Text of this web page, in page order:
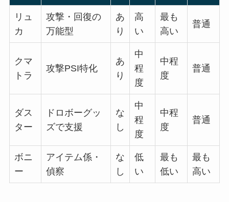
リュ
カ
攻撃・回復の
万能型
あ
り
高
い
最も
高い
普通
クマ
トラ
攻撃PSI特化
あ
り
中
程
度
中程
度
普通
ダス
ター
ドロボーグッ
ズで支援
な
し
中
程
度
中程
度
普通
ボニ
ー
アイテム係・
偵察
な
し
低
い
最も
低い
最も
高い